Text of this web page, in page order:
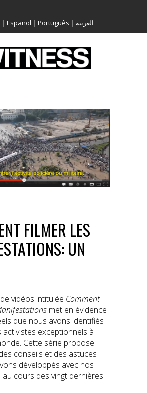
| Español | Português | العربية
FILMER LES
UN
vidéos intitulée Comment
met en évidence
que nous avons identifiés
activistes exceptionnels à
Cette série propose
conseils et des astuces
développés avec nos
cours des vingt dernières